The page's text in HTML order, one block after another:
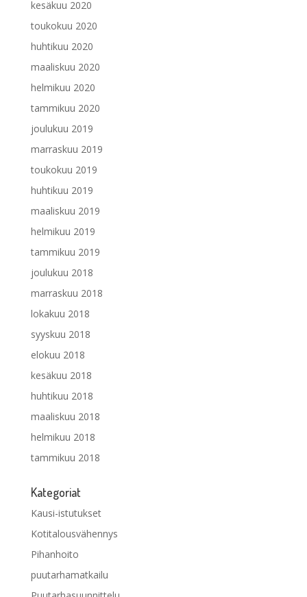
kesäkuu 2020
toukokuu 2020
huhtikuu 2020
maaliskuu 2020
helmikuu 2020
tammikuu 2020
joulukuu 2019
marraskuu 2019
toukokuu 2019
huhtikuu 2019
maaliskuu 2019
helmikuu 2019
tammikuu 2019
joulukuu 2018
marraskuu 2018
lokakuu 2018
syyskuu 2018
elokuu 2018
kesäkuu 2018
huhtikuu 2018
maaliskuu 2018
helmikuu 2018
tammikuu 2018
Kategoriat
Kausi-istutukset
Kotitalousvähennys
Pihanhoito
puutarhamatkailu